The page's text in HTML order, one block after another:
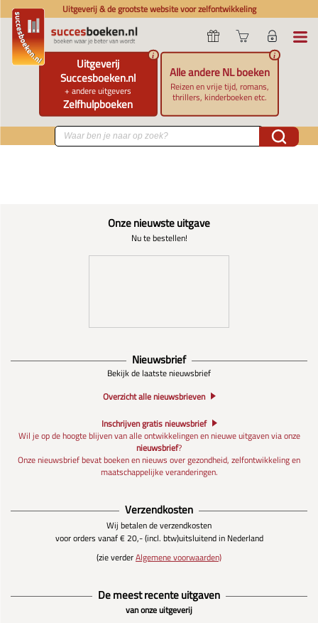
Uitgeverij & de grootste website voor zelfontwikkeling
Uitgeverij
Succesboeken.nl
+ andere uitgevers
Zelfhulpboeken
i
Alle andere NL boeken
Reizen en vrije tijd, romans,
thrillers, kinderboeken etc.
i
Onze nieuwste uitgave
Nu te bestellen!
Nieuwsbrief
Bekijk de laatste nieuwsbrief
Overzicht alle nieuwsbrieven
Inschrijven gratis nieuwsbrief
Wil je op de hoogte blijven van alle ontwikkelingen en nieuwe uitgaven via onze
nieuwsbrief?
Onze nieuwsbrief bevat boeken en nieuws over gezondheid, zelfontwikkeling en
maatschappelijke veranderingen.
Verzendkosten
Wij betalen de verzendkosten
voor orders vanaf € 20,- (incl. btw)uitsluitend in Nederland
(zie verderAlgemene voorwaarden)
De meest recente uitgaven
van onze uitgeverij